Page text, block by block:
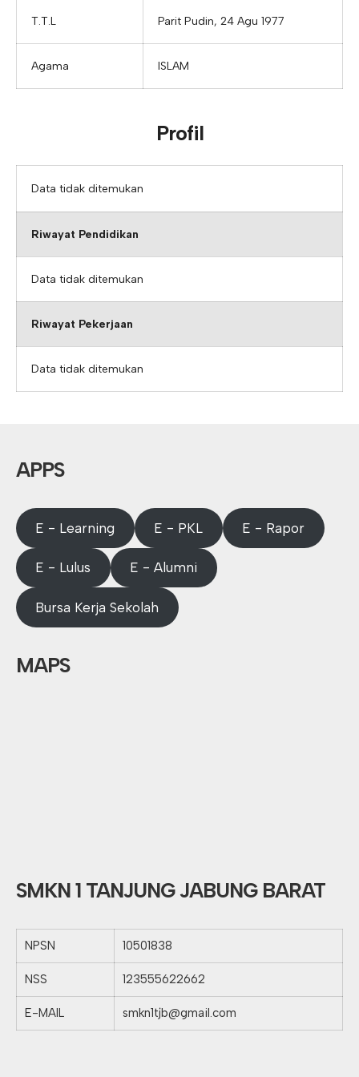
T.T.L Parit Pudin, 24 Agu 1977
Agama ISLAM
Profil
Data tidak ditemukan
Riwayat Pendidikan
Data tidak ditemukan
Riwayat Pekerjaan
Data tidak ditemukan
APPS
E - Learning E - PKL E - Rapor
E - Lulus E - Alumni
Bursa Kerja Sekolah
MAPS
SMKN 1 TANJUNG JABUNG BARAT
NPSN 10501838
NSS 123555622662
E-MAIL smkn1tjb@gmail.com